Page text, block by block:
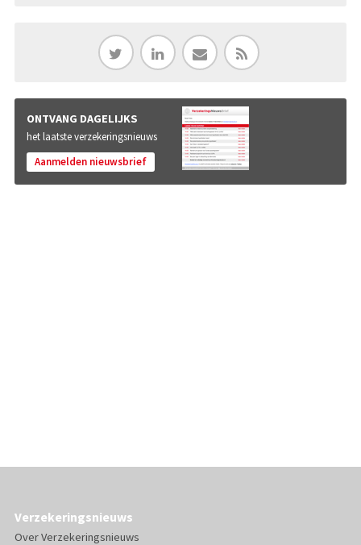
ONTVANG DAGELIJKS
het laatste verzekeringsnieuws
Aanmelden nieuwsbrief
Verzekeringsnieuws
Over Verzekeringsnieuws